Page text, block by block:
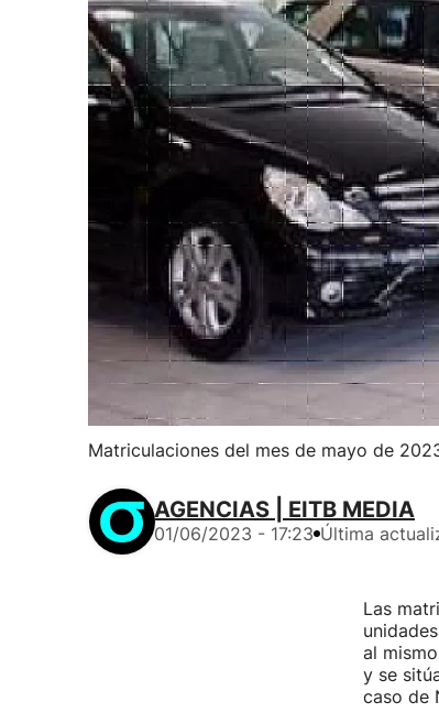
Matriculaciones del mes de mayo de
AGENCIAS | EITB MEDIA
01/06/2023 - 17:23 Última
Las
al
y se
caso de